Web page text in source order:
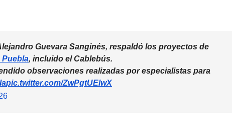
Guevara Sanginés, respaldó los proyectos de
, incluido el Cablebús.
observaciones realizadas por especialistas para
pic.twitter.com/ZwPgtUElwX
papa León XIV
para visitar
México; aún
REDACCIÓN
de
REDACCIÓN